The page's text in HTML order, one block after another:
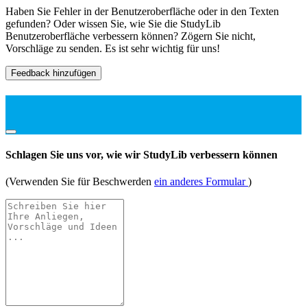
Haben Sie Fehler in der Benutzeroberfläche oder in den Texten
gefunden? Oder wissen Sie, wie Sie die StudyLib
Benutzeroberfläche verbessern können? Zögern Sie nicht,
Vorschläge zu senden. Es ist sehr wichtig für uns!
Feedback hinzufügen
Schlagen Sie uns vor, wie wir StudyLib verbessern können
(Verwenden Sie für Beschwerden ein anderes Formular)